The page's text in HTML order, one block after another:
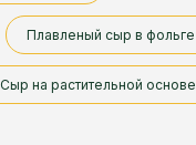
Плавленый сыр в фольге
Сыр на растительной основе